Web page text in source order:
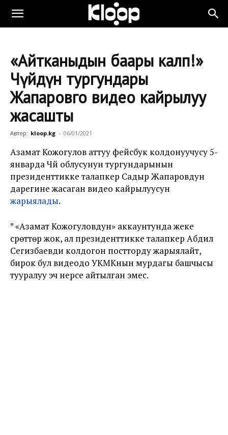
«Айтканыңдын баары калп!»
Чүйдүн тургундары
Жапаровго видео кайрылуу
жасашты
Автор: kloop.kg - 06/01/2021
Азамат Кожогулов аттуу фейсбук колдонуучусу 5-
январда Чүй облусунун тургундарынын
президенттикке талапкер Садыр Жапаровдун
дарегине жасаган видео кайрылуусун
жарыялады.
* «Азамат Кожогуловдун» аккаунтунда жеке
сүрөттөрү жок, ал президенттикке талапкер Абдил
Сегизбаевди колдогон постторду жарыялайт,
бирок бул видеодо УКМКнын мурдагы башчысы
тууралуу эч нерсе айтылган эмес.